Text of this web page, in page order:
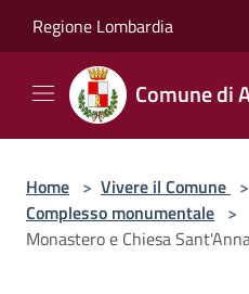
Regione Lombardia
Comune di
Home > Vivere il Comune >
Complesso monumentale >
Monastero e Chiesa